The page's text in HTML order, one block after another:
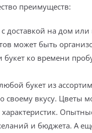
преимуществ:
доставкой на дом
может быть
букет ко времени
букет из
вкусу. Цветы
и бюджета. А